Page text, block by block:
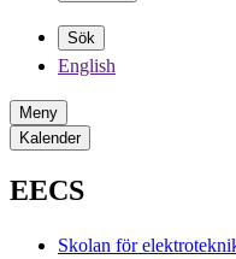
Sök
English
Meny
Kalender
EECS
Skolan för